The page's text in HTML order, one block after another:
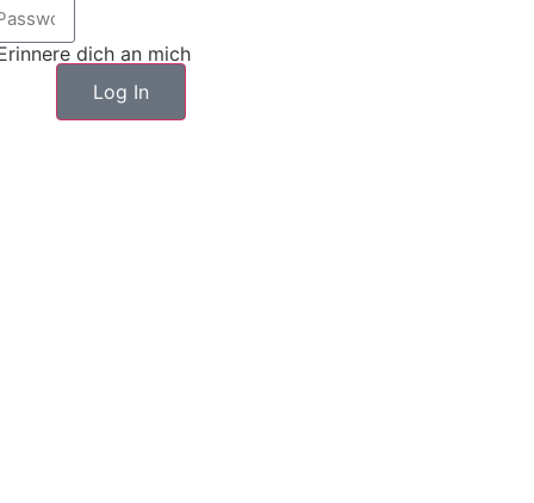
dich an mich
Log In